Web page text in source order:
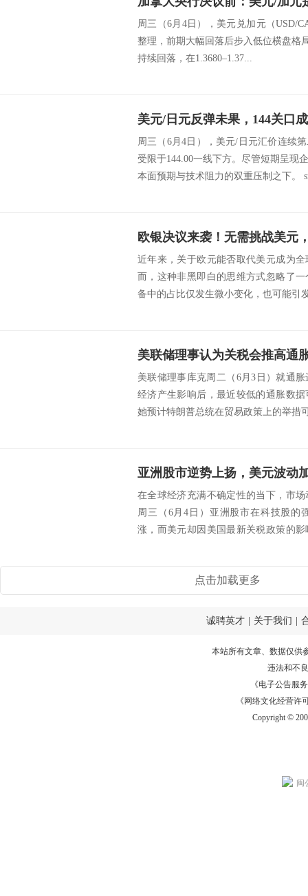
周三（6月4日），美元兑加元（USD/
整理，前期大幅回落后步入低位横盘格
持续回落，在1.3680–1.37...
美元/日元反弹未果，144关口
周三（6月4日），美元/日元汇价连续
受限于144.00一线下方。尽管短期呈现
本面预期与技术阻力的双重压制之下。
近年来，关于欧元能否取代美元成为
而，这种非黑即白的思维方式忽略了
备中的占比仅发生微小变化，也可能引
美联储理事认为关税会推高通
美联储理事库克周二（6月3日）就通
经济产生影响后，最近较低的通胀数
她预计特朗普总统在贸易政策上的举措
亚洲股市逆势上扬，美元波动
在全球经济充满不确定性的当下，市
周三（6月4日）亚洲股市在科技股的
涨，而美元却因美国最新关税政策的
点击加载更多
诚聘英才 关于我们
本站所有文章、数据仅供
违法和不
《电子公告服务
《网络文化经营许
Copyright ©
闽